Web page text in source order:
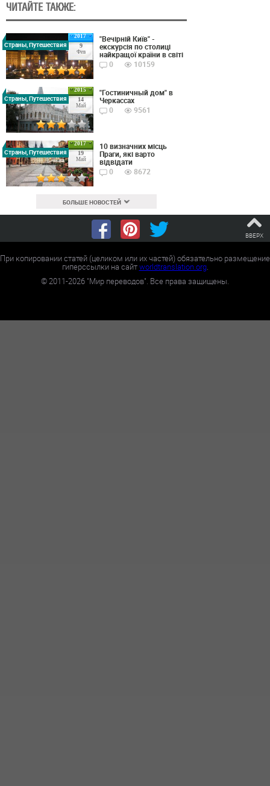
ЧИТАЙТЕ ТАКЖЕ:
2017
9
Фев
Страны, Путешествия
"Вечірній Київ" -
екскурсія по столиці
найкращої країни в світі
0
10159
2015
14
Май
Страны, Путешествия
"Гостиничный дом" в
Черкассах
0
9561
2017
19
Май
Страны, Путешествия
10 визначних місць
Праги, які варто
відвідати
0
8672
БОЛЬШЕ НОВОСТЕЙ
ВВЕРХ
При копировании статей (целиком или их частей) обязательно размещение
гиперссылки на сайтworldtranslation.org.
©2011-2026 "Мир переводов". Все права защищены.